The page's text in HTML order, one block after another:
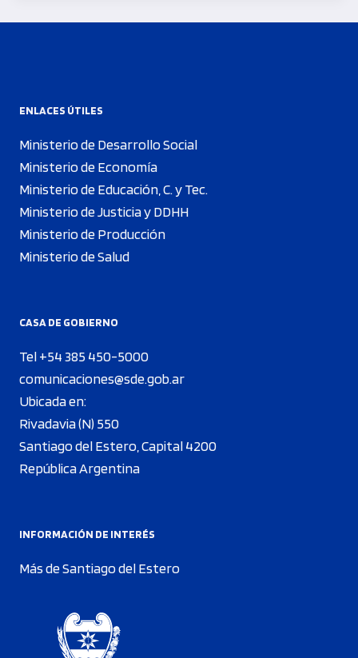
ENLACES ÚTILES
Ministerio de Desarrollo Social
Ministerio de Economía
Ministerio de Educación, C. y Tec.
Ministerio de Justicia y DDHH
Ministerio de Producción
Ministerio de Salud
CASA DE GOBIERNO
Tel +54 385 450-5000
comunicaciones@sde.gob.ar
Ubicada en:
Rivadavia (N) 550
Santiago del Estero, Capital 4200
República Argentina
INFORMACIÓN DE INTERÉS
Más de Santiago del Estero